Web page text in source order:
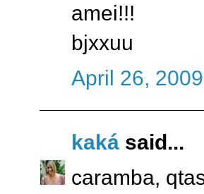
amei!!!
bjxxuu
April 26, 2009
kaká said...
caramba,